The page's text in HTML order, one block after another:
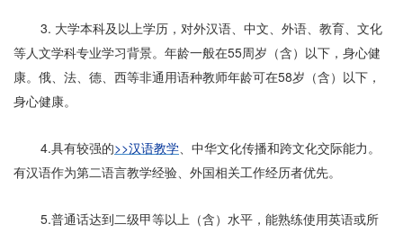
3. 大学本科及以上学历，对外汉语、中文、外语、教育、文化
等人文学科专业学习背景。年龄一般在55周岁（含）以下，身心健
康。俄、法、德、西等非通用语种教师年龄可在58岁（含）以下，
身心健康。
4.具有较强的>>汉语教学、中华文化传播和跨文化交际能力。
有汉语作为第二语言教学经验、外国相关工作经历者优先。
5.普通话达到二级甲等以上（含）水平，能熟练使用英语或所